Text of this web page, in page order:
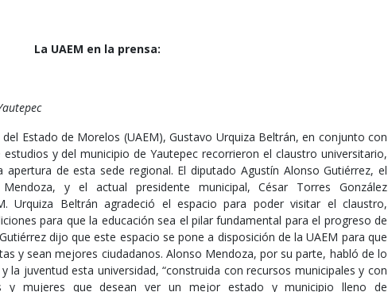
La UAEM en la prensa:
Estado de Morelos (UAEM), Gustavo Urquiza Beltrán, en conjunto con
y del municipio de Yautepec recorrieron el claustro universitario,
de esta sede regional. El diputado Agustín Alonso Gutiérrez, el
y el actual presidente municipal, César Torres González
Urquiza Beltrán agradeció el espacio para poder visitar el claustro,
para que la educación sea el pilar fundamental para el progreso de
dijo que este espacio se pone a disposición de la UAEM para que
y sean mejores ciudadanos. Alonso Mendoza, por su parte, habló de lo
la juventud esta universidad, “construida con recursos municipales y con
y mujeres que desean ver un mejor estado y municipio lleno de